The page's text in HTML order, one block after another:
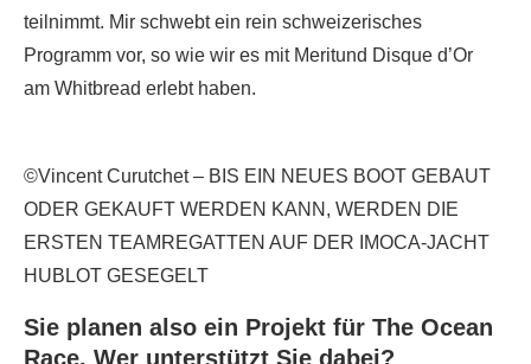
teilnimmt. Mir schwebt ein rein schweizerisches
Programm vor, so wie wir es mit Meritund Disque d’Or
am Whitbread erlebt haben.
©Vincent Curutchet – BIS EIN NEUES BOOT GEBAUT
ODER GEKAUFT WERDEN KANN, WERDEN DIE
ERSTEN TEAMREGATTEN AUF DER IMOCA-JACHT
HUBLOT GESEGELT
Sie planen also ein Projekt für The Ocean
Race. Wer unterstützt Sie dabei?